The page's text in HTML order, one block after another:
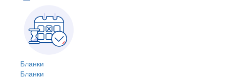
Бланки
Бланки